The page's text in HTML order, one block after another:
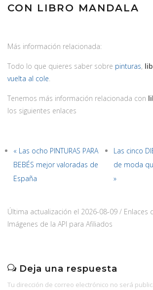
CON LIBRO MANDALA
Más información relacionada:
Todo lo que quieres saber sobre pinturas,
vuelta al cole.
Tenemos más información relacionada con
los siguientes enlaces
« Las ocho PINTURAS PARA
BEBÉS mejor valoradas de
España
Las cinco
de moda
»
Última actualización el 2026-08-09 / Enlaces
Imágenes de la API para Afiliados
Deja una respuesta
Tu dirección de correo electrónico no será